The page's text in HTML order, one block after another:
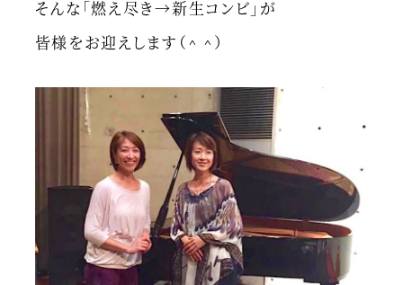
そんな「燃え尽き→新生コンビ」が
皆様をお迎えします（^ ^）